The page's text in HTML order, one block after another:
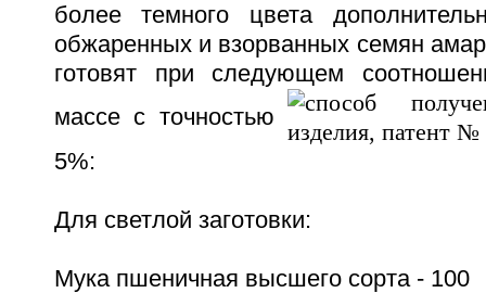
более темного цвета
обжаренных и взорванных семян
готовят при следующем
массе с точностью
5%:
Для светлой заготовки:
Мука пшеничная высшего сорта - 100